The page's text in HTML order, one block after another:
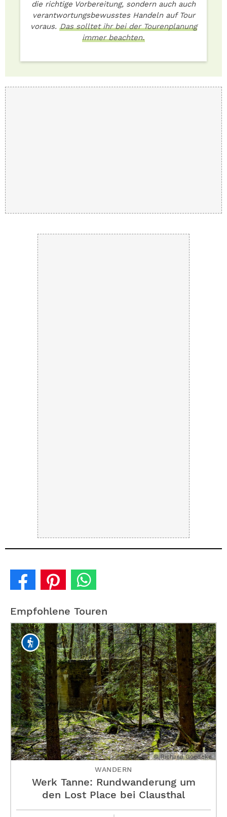
die richtige Vorbereitung, sondern auch auch
verantwortungsbewusstes Handeln auf Tour
voraus. Das solltet ihr bei der Tourenplanung
immer beachten.
Empfohlene Touren
© Richard Goedeke
WANDERN
Werk Tanne: Rundwanderung um
den Lost Place bei Clausthal